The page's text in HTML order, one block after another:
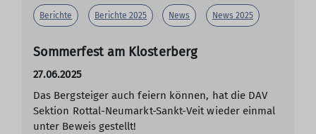
Berichte Berichte 2025 News News 2025
Sommerfest am Klosterberg
27.06.2025
Das Bergsteiger auch feiern können, hat die DAV
Sektion Rottal-Neumarkt-Sankt-Veit wieder einmal
unter Beweis gestellt!